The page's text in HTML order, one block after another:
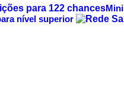
nível superior